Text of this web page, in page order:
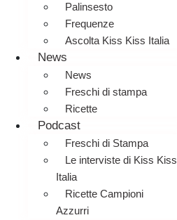
Palinsesto
Frequenze
Ascolta Kiss Kiss Italia
News
News
Freschi di stampa
Ricette
Podcast
Freschi di Stampa
Le interviste di Kiss Kiss
Italia
Ricette Campioni
Azzurri